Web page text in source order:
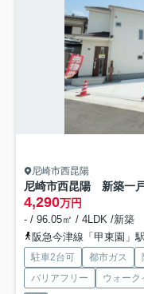
尼崎市西昆陽
尼崎市西昆陽 新築一
4,290万円
- / 96.05㎡ / 4LDK /新築
阪急今津線「甲東園」
駐車2台可 都市ガス
バリアフリー
ウォーク